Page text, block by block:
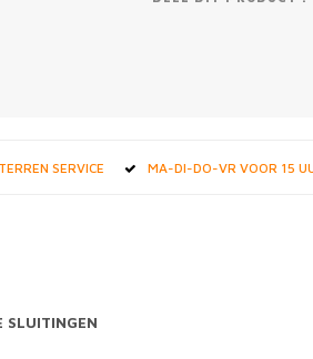
SERVICE MA-DI-DO-VR VOOR 15
SLUITINGEN